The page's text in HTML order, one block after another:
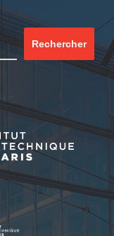
Rechercher